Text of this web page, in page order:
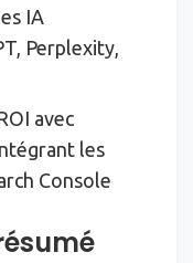
IA
Perplexity,
avec
les
Console